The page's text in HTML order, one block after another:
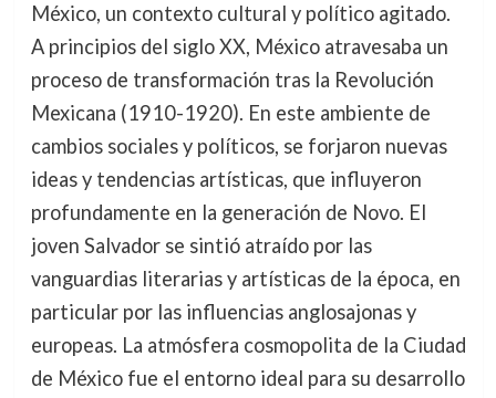
México, un contexto cultural y político agitado.
A principios del siglo XX, México atravesaba un
proceso de transformación tras la Revolución
Mexicana (1910-1920). En este ambiente de
cambios sociales y políticos, se forjaron nuevas
ideas y tendencias artísticas, que influyeron
profundamente en la generación de Novo. El
joven Salvador se sintió atraído por las
vanguardias literarias y artísticas de la época, en
particular por las influencias anglosajonas y
europeas. La atmósfera cosmopolita de la Ciudad
de México fue el entorno ideal para su desarrollo